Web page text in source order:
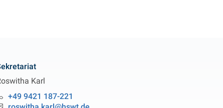
Karl
Organisch-Analytische Chemie
+49 9421 187-221